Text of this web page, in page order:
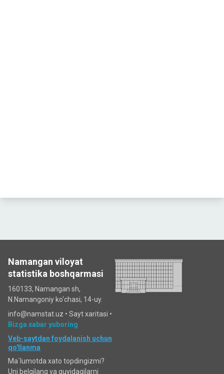
Namangan viloyat
statistika boshqarmasi
160133, Namangan sh,
N.Namangoniy ko'chasi, 14-uy.
info@namstat.uz • Sayt xaritasi •
Bizga xabar yuboring
Veb-saytdan foydalanish uchun
qo'llanma
Ma`lumotda xato topdingizmi?
Uni belgilang va quyidagilarni